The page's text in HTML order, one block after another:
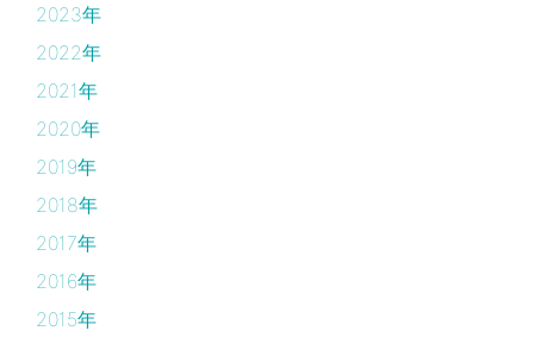
2023年
2022年
2021年
2020年
2019年
2018年
2017年
2016年
2015年